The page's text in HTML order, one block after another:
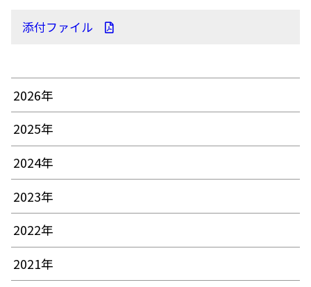
添付ファイル
2026年
2025年
2024年
2023年
2022年
2021年